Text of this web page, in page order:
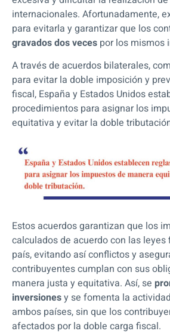
internacionales. Afortunadamente,
para evitarla y garantizar que los
gravados dos veces por los mismos
A través de acuerdos bilaterales,
para evitar la doble imposición y
fiscal, España y Estados Unidos
procedimientos para asignar los
equitativa y evitar la doble
Estos acuerdos garantizan que los
calculados de acuerdo con las leyes
país, evitando así conflictos y
contribuyentes cumplan con sus
manera justa y equitativa. Así, se
inversionesy se fomenta la
ambos países, sin que los
afectados por la doble carga fiscal.